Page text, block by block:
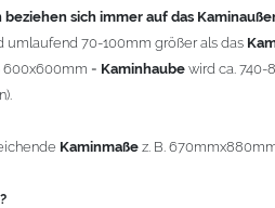
Edelstahl
bis Höhe 450mm geliefert werden
beziehen sich immer auf das
umlaufend 70-100mm größer als das
600x600mm = Kaminhaube wird ca.
Kaminmaße z. B.